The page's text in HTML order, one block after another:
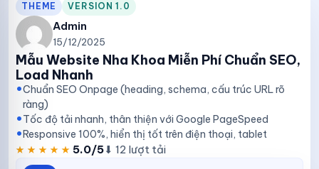
THEME VERSION 1.0
Admin
15/12/2025
Mẫu Website Nha Khoa Miễn Phí Chuẩn SEO,
Load Nhanh
Chuẩn SEO Onpage (heading, schema, cấu trúc URL rõ
ràng)
Tốc độ tải nhanh, thân thiện với Google PageSpeed
Responsive 100%, hiển thị tốt trên điện thoại, tablet
★★★★★
★★★★★ 5.0/5⬇ 12 lượt tải